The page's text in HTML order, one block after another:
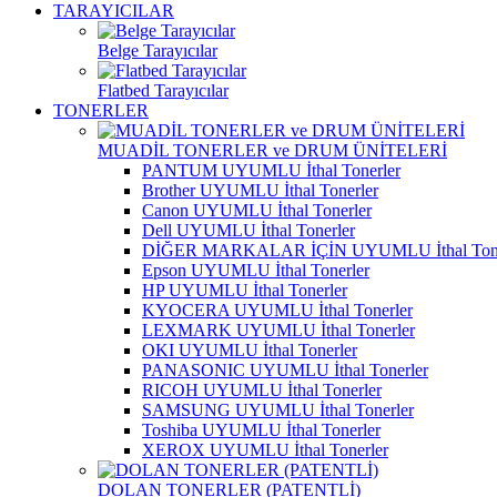
TARAYICILAR
Belge Tarayıcılar
Flatbed Tarayıcılar
TONERLER
MUADİL TONERLER ve DRUM ÜNİTELERİ
PANTUM UYUMLU İthal Tonerler
Brother UYUMLU İthal Tonerler
Canon UYUMLU İthal Tonerler
Dell UYUMLU İthal Tonerler
DİĞER MARKALAR İÇİN UYUMLU İthal
Epson UYUMLU İthal Tonerler
HP UYUMLU İthal Tonerler
KYOCERA UYUMLU İthal Tonerler
LEXMARK UYUMLU İthal Tonerler
OKI UYUMLU İthal Tonerler
PANASONIC UYUMLU İthal Tonerler
RICOH UYUMLU İthal Tonerler
SAMSUNG UYUMLU İthal Tonerler
Toshiba UYUMLU İthal Tonerler
XEROX UYUMLU İthal Tonerler
DOLAN TONERLER (PATENTLİ)